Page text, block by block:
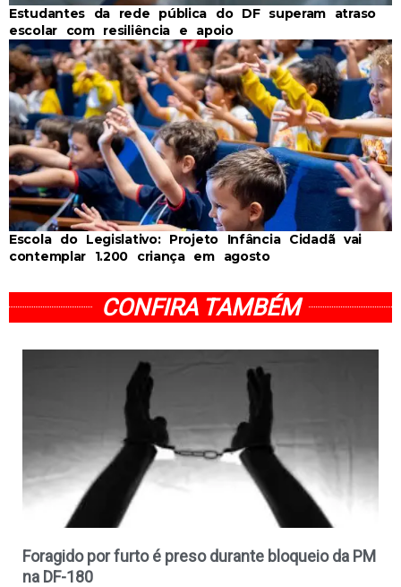
Estudantes da rede pública do DF superam atraso
escolar com resiliência e apoio
Escola do Legislativo: Projeto Infância Cidadã vai
contemplar 1.200 criança em agosto
CONFIRA TAMBÉM
Foragido por furto é preso durante bloqueio da PM
na DF-180